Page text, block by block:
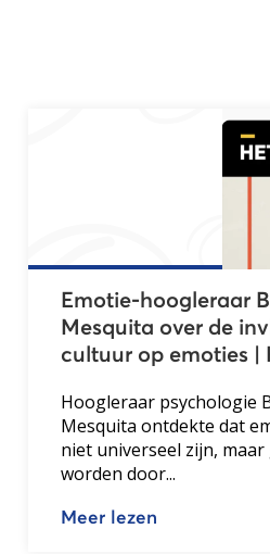
Emotie-hoogleraar
Mesquita over de
cultuur op emoties |
Hoogleraar psychologie
Mesquita ontdekte dat
niet universeel zijn, maar
worden door...
Meer lezen